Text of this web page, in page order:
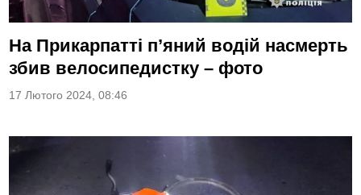
На Прикарпатті п’яний водій насмерть
збив велосипедистку – фото
17 Лютого 2024, 08:46